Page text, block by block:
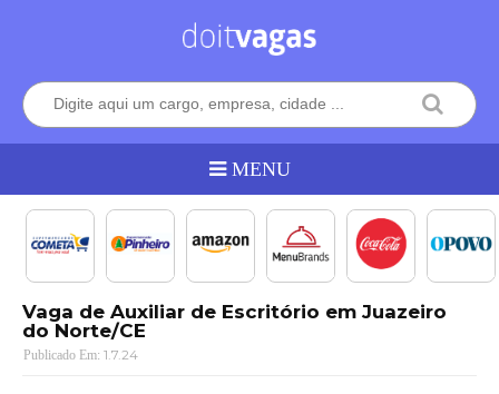
Vaga de Auxiliar de Escritório em Juazeiro
do Norte/CE
1.7.24